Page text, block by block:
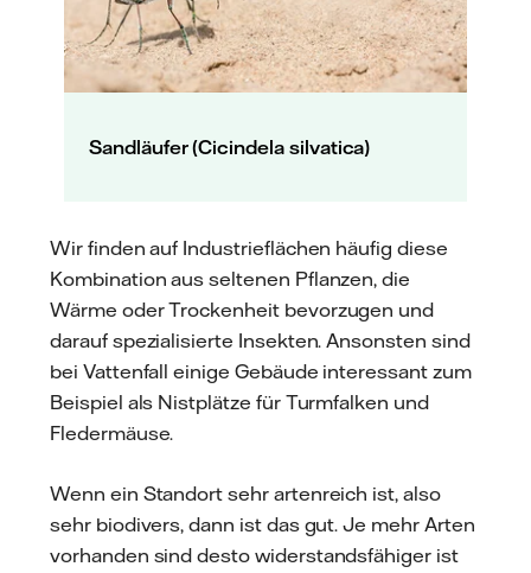
Sandläufer (Cicindela silvatica)
Wir finden auf Industrieflächen häufig diese
Kombination aus seltenen Pflanzen, die
Wärme oder Trockenheit bevorzugen und
darauf spezialisierte Insekten. Ansonsten sind
bei Vattenfall einige Gebäude interessant zum
Beispiel als Nistplätze für Turmfalken und
Fledermäuse.
Wenn ein Standort sehr artenreich ist, also
sehr biodivers, dann ist das gut. Je mehr Arten
vorhanden sind desto widerstandsfähiger ist